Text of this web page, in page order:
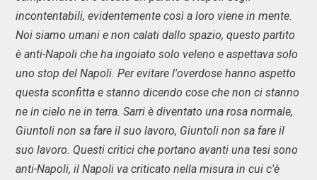
incontentabili, evidentemente così a loro viene in mente.
Noi siamo umani e non calati dallo spazio, questo partito
è anti-Napoli che ha ingoiato solo veleno e aspettava solo
uno stop del Napoli. Per evitare l'overdose hanno aspetto
questa sconfitta e stanno dicendo cose che non ci stanno
ne in cielo ne in terra. Sarri è diventato una rosa normale,
Giuntoli non sa fare il suo lavoro, Giuntoli non sa fare il
suo lavoro. Questi critici che portano avanti una tesi sono
anti-Napoli, il Napoli va criticato nella misura in cui c'è